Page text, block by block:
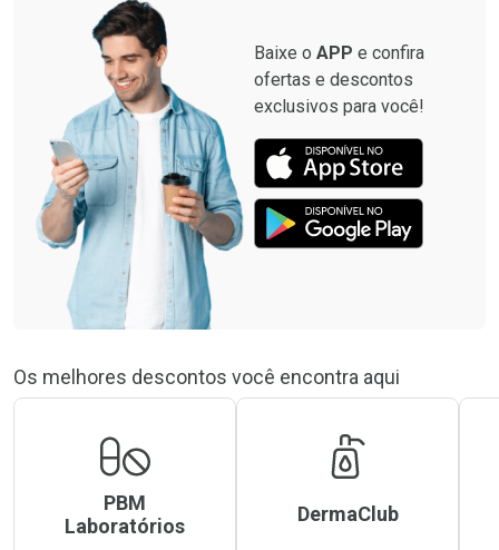
Baixe o APP e confira
ofertas e descontos
exclusivos para você!
Os melhores descontos você encontra aqui
PBM
Laboratórios
DermaClub